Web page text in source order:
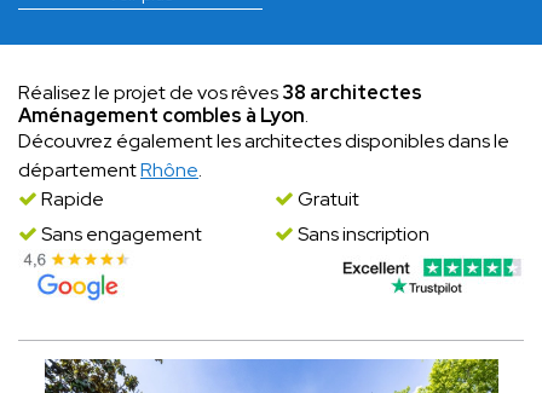
Réalisez le projet de vos rêves38 architectes
Aménagement combles à Lyon.
Découvrez également les architectes disponibles dans le
départementRhône.
Rapide
Gratuit
Sans engagement
Sans inscription